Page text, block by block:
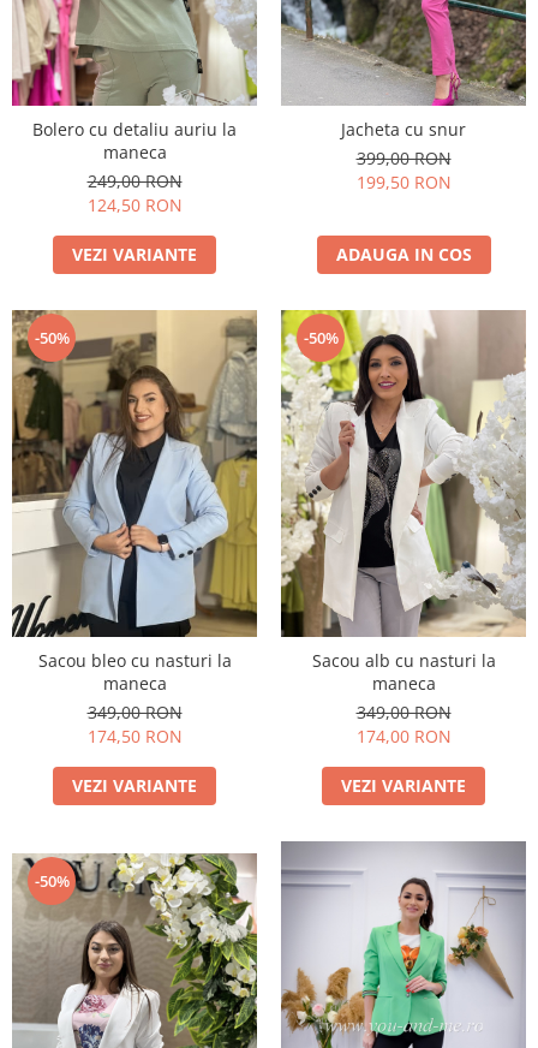
Bolero cu detaliu auriu la
maneca
249,00 RON
124,50 RON
VEZI VARIANTE
Jacheta cu snur
399,00 RON
199,50 RON
ADAUGA IN COS
-50%
Sacou bleo cu nasturi la
maneca
349,00 RON
174,50 RON
VEZI VARIANTE
-50%
Sacou alb cu nasturi la
maneca
349,00 RON
174,00 RON
VEZI VARIANTE
-50%